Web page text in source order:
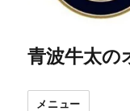
青波牛太の
メニュー